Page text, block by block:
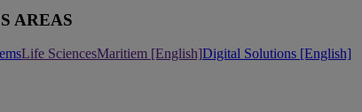
AREAS
Life SciencesMaritiem [English]Digital Solutions [English]